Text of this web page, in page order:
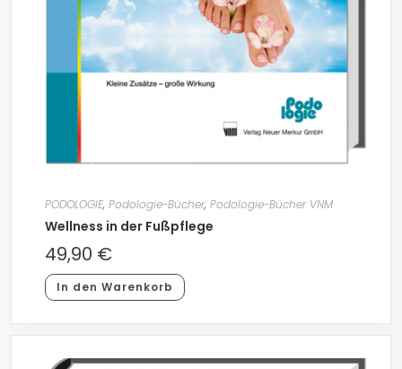
PODOLOGIE, Podologie-Bücher, Podologie-Bücher VNM
Wellness in der Fußpflege
49,90 €
In den Warenkorb